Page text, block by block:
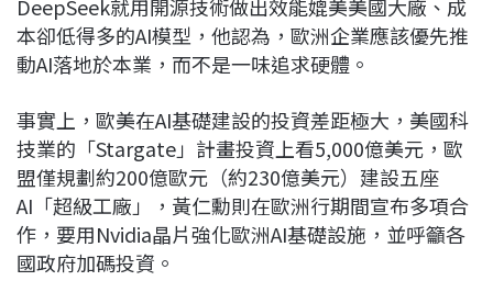
DeepSeek就用開源技術做出效能媲美美國大廠、成
本卻低得多的AI模型，他認為，歐洲企業應該優先推
動AI落地於本業，而不是一味追求硬體。
事實上，歐美在AI基礎建設的投資差距極大，美國科
技業的「Stargate」計畫投資上看5,000億美元，歐
盟僅規劃約200億歐元（約230億美元）建設五座
AI「超級工廠」，黃仁勳則在歐洲行期間宣布多項合
作，要用Nvidia晶片強化歐洲AI基礎設施，並呼籲各
國政府加碼投資。